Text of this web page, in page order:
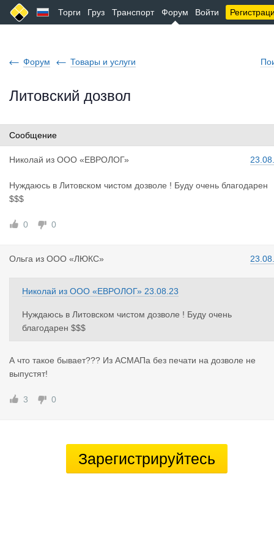
Торги Груз Транспорт Форум Войти
Форум Товары и услуги
Литовский дозвол
Сообщение
Николай из ООО «ЕВРОЛОГ»
Нуждаюсь в Литовском чистом дозволе ! Буду очень благодарен
$$$
0 0
Ольга из ООО «ЛЮКС»
Николай из ООО «ЕВРОЛОГ» 23.08.23
Нуждаюсь в Литовском чистом дозволе ! Буду очень
благодарен $$$
А что такое бывает??? Из АСМАПа без печати на дозволе не
выпустят!
3 0
Зарегистрируйтесь